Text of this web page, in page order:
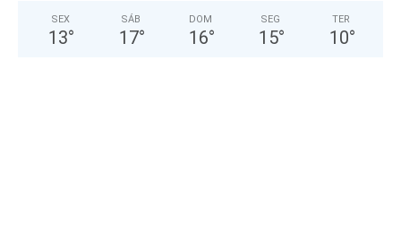
SEX
13°
SÁB
17°
DOM
16°
SEG
15°
TER
10°